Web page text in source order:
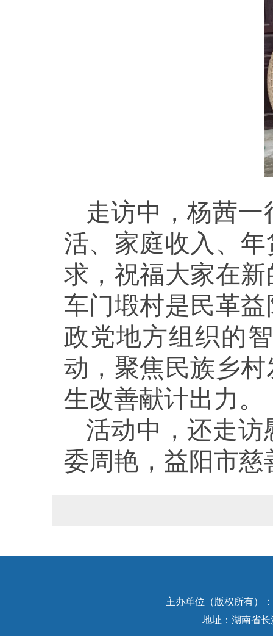
走访中，杨茜
活、家庭收入、
求，祝福大家在
车门塅村是民革
政党地方组织的
动，聚焦民族乡
生改善献计出力。
活动中，还走
委周艳，益阳市
主办单位（版权所有）
地址：湖南省